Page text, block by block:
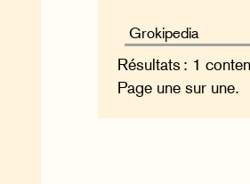
Résultats : 1
Page une sur une.